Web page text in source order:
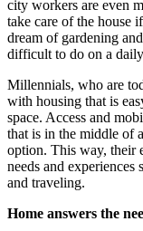
city workers are even
take care of the house
dream of gardening
difficult to do on a
Millennials, who are
with housing that is
space. Access and
that is in the middle of
option. This way, their
needs and experiences
and traveling.
Home answers the